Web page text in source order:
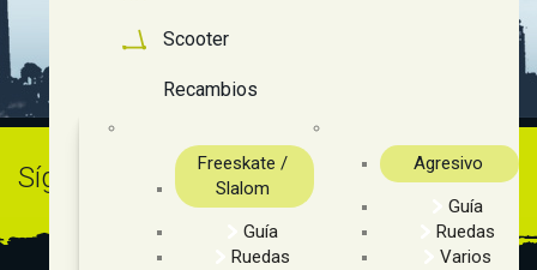
Scooter
Recambios
Freeskate /
Slalom
Guía
Ruedas
Agresivo
Guía
Ruedas
Varios
Síguenos en Instagram @ingravityshop